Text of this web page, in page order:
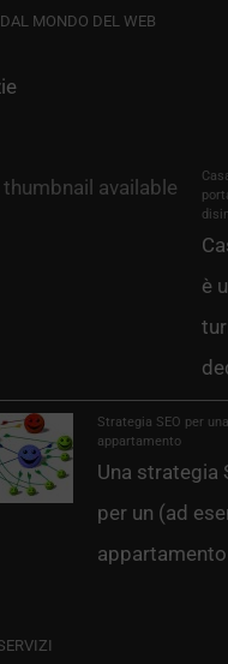
MONDO DEL WEB
è
Strategia SEO per
appartamento
Una strategia
per un (ad
appartamento